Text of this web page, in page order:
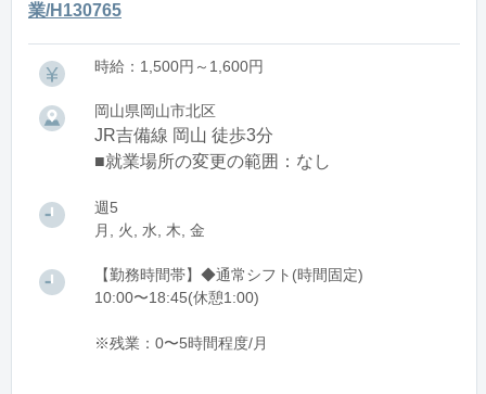
業/H130765
時給：1,500円～1,600円
岡山県岡山市北区
JR吉備線 岡山 徒歩3分
■就業場所の変更の範囲：なし
週5
月, 火, 水, 木, 金
【勤務時間帯】◆通常シフト(時間固定)
10:00〜18:45(休憩1:00)
※残業：0〜5時間程度/月